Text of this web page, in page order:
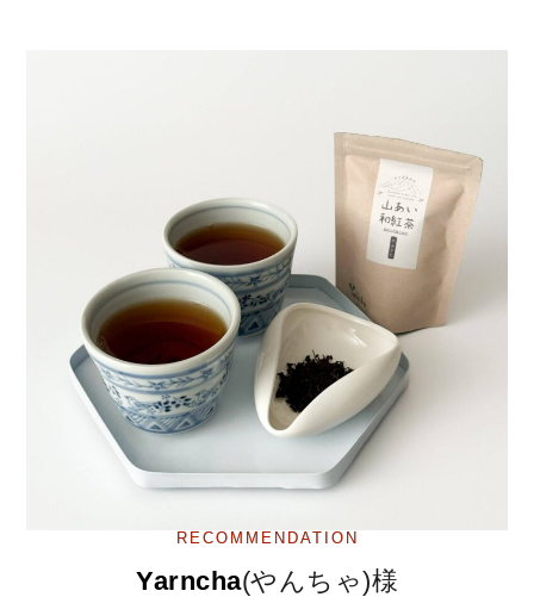
RECOMMENDATION
Yarncha(やんちゃ)様